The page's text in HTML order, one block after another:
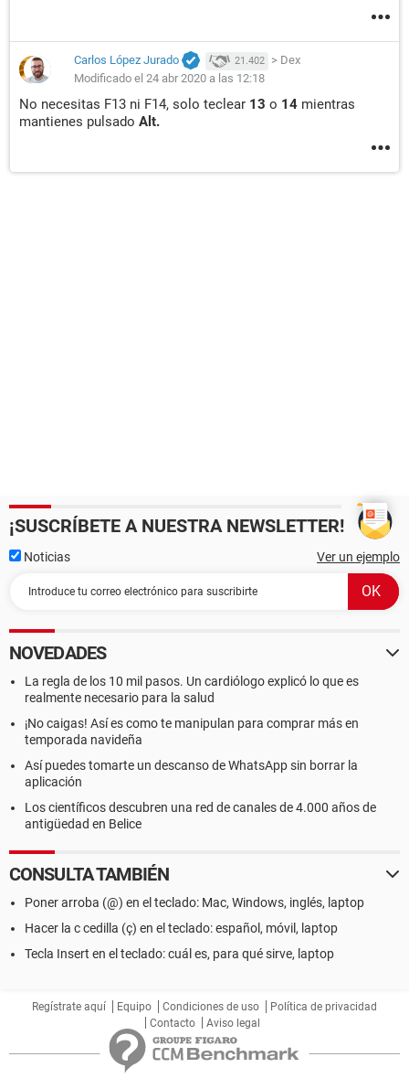
Carlos López Jurado 21.402 > Dex
Modificado el 24 abr 2020 a las 12:18
No necesitas F13 ni F14, solo teclear 13 o 14 mientras
mantienes pulsado Alt.
¡SUSCRÍBETE A NUESTRA NEWSLETTER!
Noticias Ver un ejemplo
NOVEDADES
La regla de los 10 mil pasos. Un cardiólogo explicó lo que es
realmente necesario para la salud
¡No caigas! Así es como te manipulan para comprar más en
temporada navideña
Así puedes tomarte un descanso de WhatsApp sin borrar la
aplicación
Los científicos descubren una red de canales de 4.000 años de
antigüedad en Belice
CONSULTA TAMBIÉN
Poner arroba (@) en el teclado: Mac, Windows, inglés, laptop
Hacer la c cedilla (ç) en el teclado: español, móvil, laptop
Tecla Insert en el teclado: cuál es, para qué sirve, laptop
Regístrate aquí Equipo Condiciones de uso
Política de privacidad
Contacto
Aviso legal